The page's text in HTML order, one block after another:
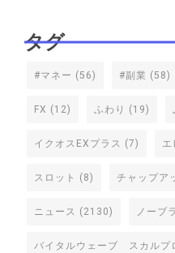
タグ
#マネー (56) #副業 (58)
FX (12) ふわり (19)
イクオスEXプラス (7) エ
スロット (8) チャップア
ニュース (2130) ノーブ
バイタルウェーブ スカルプ